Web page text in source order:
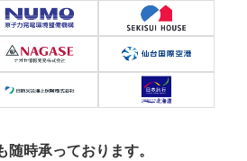
随時承っております。